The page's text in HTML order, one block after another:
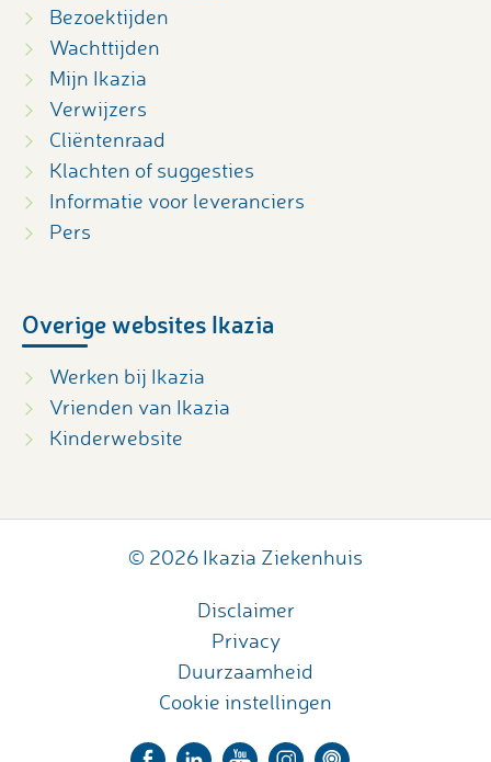
Bezoektijden
Wachttijden
Mijn Ikazia
Verwijzers
Cliëntenraad
Klachten of suggesties
Informatie voor leveranciers
Pers
Overige websites Ikazia
Werken bij Ikazia
Vrienden van Ikazia
Kinderwebsite
© 2026 Ikazia Ziekenhuis
Disclaimer
Privacy
Duurzaamheid
Cookie instellingen